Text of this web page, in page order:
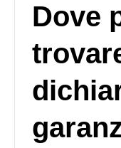
Dove